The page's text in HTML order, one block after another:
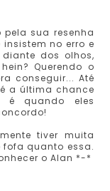
sua resenha
no erro e
dos olhos,
Querendo o
conseguir... Até
a última chance
quando eles
tiver muita
quanto essa.
o Alan *-*